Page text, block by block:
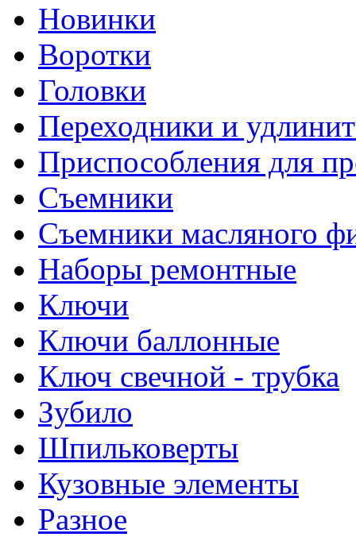
Новинки
Воротки
Головки
Переходники и
Приспособления для
Съемники
Съемники масляного
Наборы ремонтные
Ключи
Ключи баллонные
Ключ свечной - трубка
Зубило
Шпильковерты
Кузовные элементы
Разное